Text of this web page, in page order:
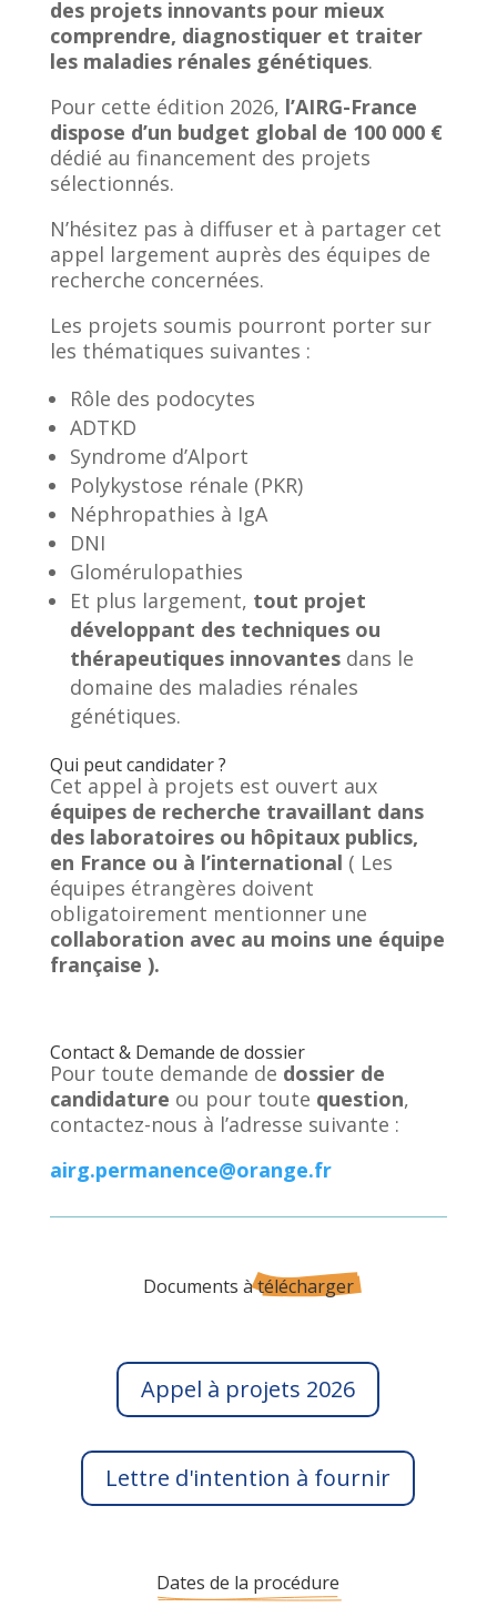
des projets innovants pour mieux
comprendre, diagnostiquer et traiter
les maladies rénales génétiques.
Pour cette édition 2026, l’AIRG-France
dispose d’un budget global de 100 000 €
dédié au financement des projets
sélectionnés.
N’hésitez pas à diffuser et à partager cet
appel largement auprès des équipes de
recherche concernées.
Les projets soumis pourront porter sur
les thématiques suivantes :
Rôle des podocytes
ADTKD
Syndrome d’Alport
Polykystose rénale (PKR)
Néphropathies à IgA
DNI
Glomérulopathies
Et plus largement, tout projet
développant des techniques ou
thérapeutiques innovantesdans le
domaine des maladies rénales
génétiques.
Qui peut candidater ?
Cet appel à projets est ouvert aux
équipes de recherche travaillant dans
des laboratoires ou hôpitaux publics,
en France ou à l’international ( Les
équipes étrangères doivent
obligatoirement mentionner une
collaboration avec au moins une équipe
française ).
Contact & Demande de dossier
Pour toute demande de dossier de
candidature ou pour toute question,
contactez-nous à l’adresse suivante :
airg.permanence@orange.fr
Documents à télécharger
Appel à projets 2026
Lettre d'intention à fournir
Dates de la procédure